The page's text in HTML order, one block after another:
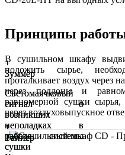
+
Зуммер
Светомаячковый
сигнал о
возникших
неполадках в
работе системы
сушки
+
Тайиер
+
Зуммер
Светомаячковый
сигнал о
возникших
неполадках в
работе системы
сушки
+
Тайиер
Принципы
В сушильном шкафу
положить сырье,
проталкивает воздух через
через поддоны и
равномерной сушки сырья,
через воздуховыпускное